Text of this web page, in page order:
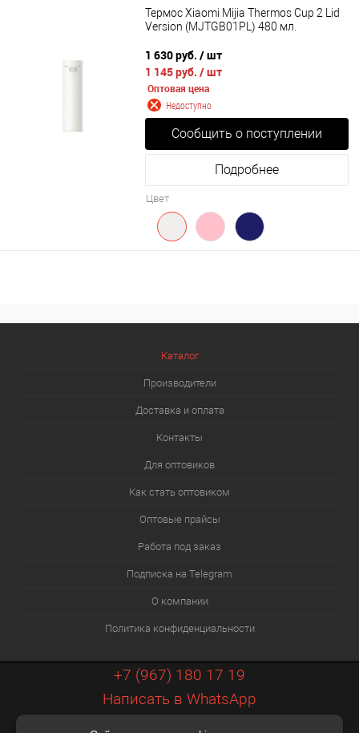
Термос Xiaomi Mijia Thermos Cup 2 Lid
Version (MJTGB01PL) 480 мл.
1 630 руб. / шт
1 145 руб. / шт
Оптовая цена
Недоступно
Сообщить о поступлении
Подробнее
Цвет
Каталог
Производители
Доставка и оплата
Контакты
Для оптовиков
Как стать оптовиком
Оптовые прайсы
Работа под заказ
Подписка на Telegram
О компании
Политика конфиденциальности
+7 (967) 180 17 19
Написать в WhatsApp